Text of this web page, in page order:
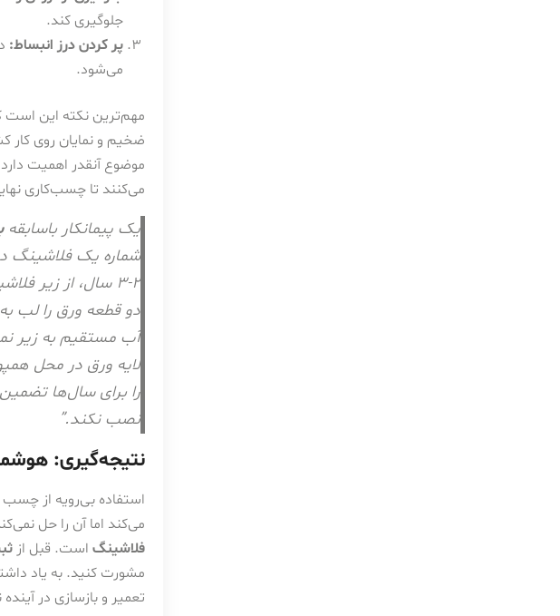
جلوگیری کند.
پر کردن درز انبساط:
می‌شود.
مهم‌ترین نکته این است
ضخیم و نمایان روی کار
موضوع آنقدر اهمیت
می‌کنند تا چسب‌کاری
یک پیمانکار باسابقه
شماره یک فلاشینگ
۲-۳ سال، از زیر
دو قطعه ورق را لب
آب مستقیم به زیر
لایه ورق در محل
را برای سال‌ها
نصب نکند.”
نتیجه‌گیری:
استفاده بی‌رویه از
می‌کند اما آن را حل
فلاشینگ است. قبل از
مشورت کنید. به یاد
تعمیر و بازسازی در